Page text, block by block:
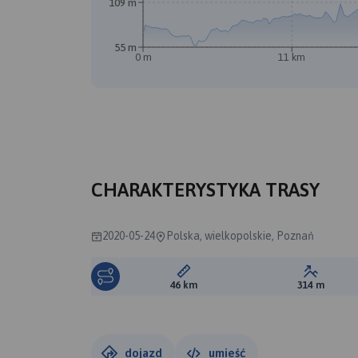
0 m 11 km
55 m
109 m
CHARAKTERYSTYKA TRASY
2020-05-24 Polska, wielkopolskie, Poznań
Długość trasy:
46 km Suma
314 m
dojazd umieść